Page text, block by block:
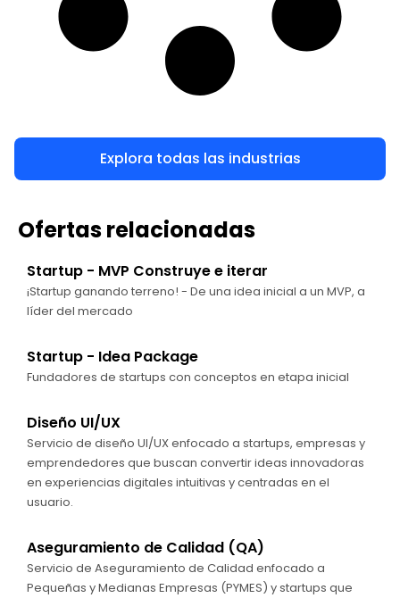
Explora todas las industrias
Ofertas relacionadas
Startup - MVP Construye e iterar
¡Startup ganando terreno! - De una idea inicial a un MVP, a
líder del mercado
Startup - Idea Package
Fundadores de startups con conceptos en etapa inicial
Diseño UI/UX
Servicio de diseño UI/UX enfocado a startups, empresas y
emprendedores que buscan convertir ideas innovadoras
en experiencias digitales intuitivas y centradas en el
usuario.
Aseguramiento de Calidad (QA)
Servicio de Aseguramiento de Calidad enfocado a
Pequeñas y Medianas Empresas (PYMES) y startups que